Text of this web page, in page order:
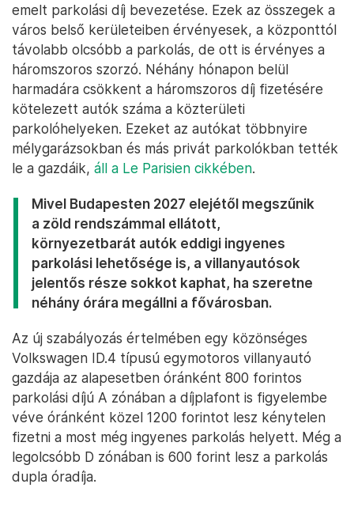
emelt parkolási díj bevezetése. Ezek az összegek a
város belső kerületeiben érvényesek, a központtól
távolabb olcsóbb a parkolás, de ott is érvényes a
háromszoros szorzó. Néhány hónapon belül
harmadára csökkent a háromszoros díj fizetésére
kötelezett autók száma a közterületi
parkolóhelyeken. Ezeket az autókat többnyire
mélygarázsokban és más privát parkolókban tették
le a gazdáik, áll a Le Parisien cikkében.
Mivel Budapesten 2027 elejétől megszűnik
a zöld rendszámmal ellátott,
környezetbarát autók eddigi ingyenes
parkolási lehetősége is, a villanyautósok
jelentős része sokkot kaphat, ha szeretne
néhány órára megállni a fővárosban.
Az új szabályozás értelmében egy közönséges
Volkswagen ID.4 típusú egymotoros villanyautó
gazdája az alapesetben óránként 800 forintos
parkolási díjú A zónában a díjplafont is figyelembe
véve óránként közel 1200 forintot lesz kénytelen
fizetni a most még ingyenes parkolás helyett. Még a
legolcsóbb D zónában is 600 forint lesz a parkolás
dupla óradíja.